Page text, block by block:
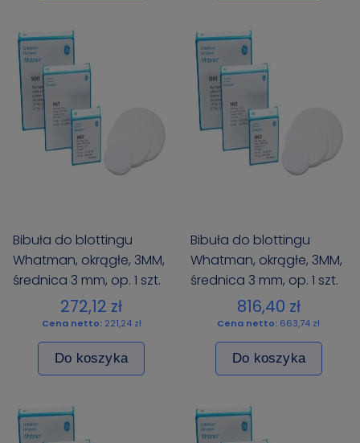
Bibuła do blottingu
Whatman, okrągłe, 3MM,
średnica 3 mm, op. 1 szt.
272,12 zł
Cena netto: 221,24 zł
Do koszyka
Bibuła do blottingu
Whatman, okrągłe, 3MM,
średnica 3 mm, op. 1 szt.
816,40 zł
Cena netto: 663,74 zł
Do koszyka